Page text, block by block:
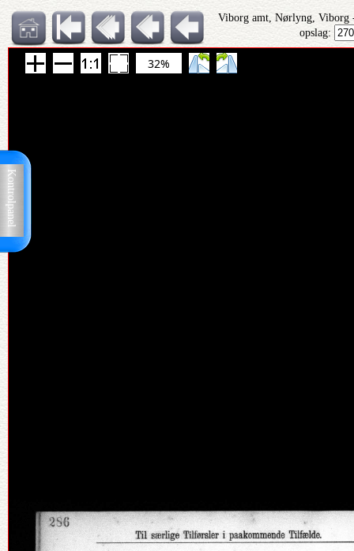
Kontrolpanel
Viborg amt, Nørlyng, Viborg
opslag:
32%